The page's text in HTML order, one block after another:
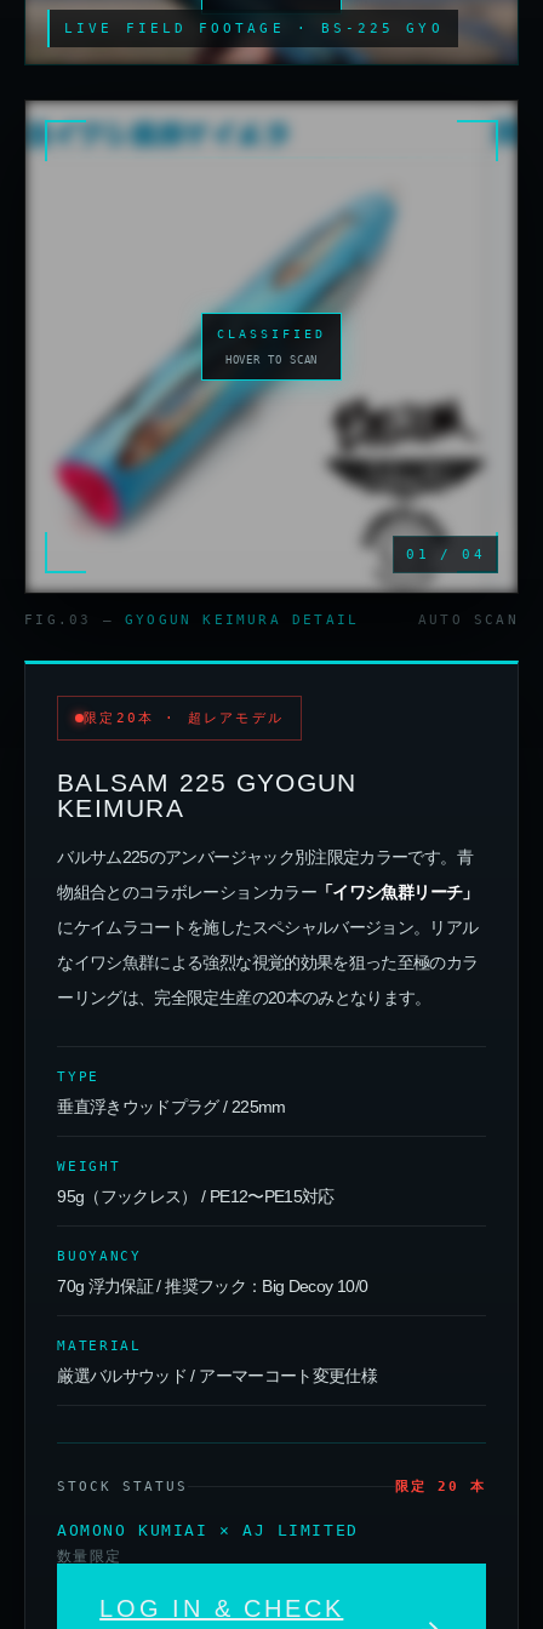
LIVE FIELD FOOTAGE · BS-225 GYO
CLASSIFIED
HOVER TO SCAN
01 / 04
FIG.03 — GYOGUN KEIMURA DETAIL AUTO SCAN
限定20本 · 超レアモデル
BALSAM 225 GYOGUN
KEIMURA
バルサム225のアンバージャック別注限定カラーです。青
物組合とのコラボレーションカラー「イワシ魚群リーチ」
にケイムラコートを施したスペシャルバージョン。リアル
なイワシ魚群による強烈な視覚的効果を狙った至極のカラ
ーリングは、完全限定生産の20本のみとなります。
TYPE
垂直浮きウッドプラグ / 225mm
WEIGHT
95g（フックレス） / PE12〜PE15対応
BUOYANCY
70g 浮力保証 / 推奨フック：Big Decoy 10/0
MATERIAL
厳選バルサウッド / アーマーコート変更仕様
STOCK STATUS 限定 20 本
AOMONO KUMIAI × AJ LIMITED
数量限定
LOG IN & CHECK